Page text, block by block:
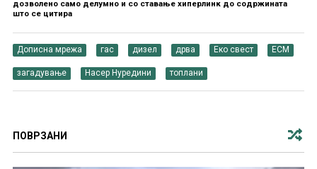
дозволено само делумно и со ставање хиперлинк до содржината
што се цитира
Дописна мрежа гас дизел дрва Еко свест ЕСМ
загадување Насер Нуредини топлани
ПОВРЗАНИ